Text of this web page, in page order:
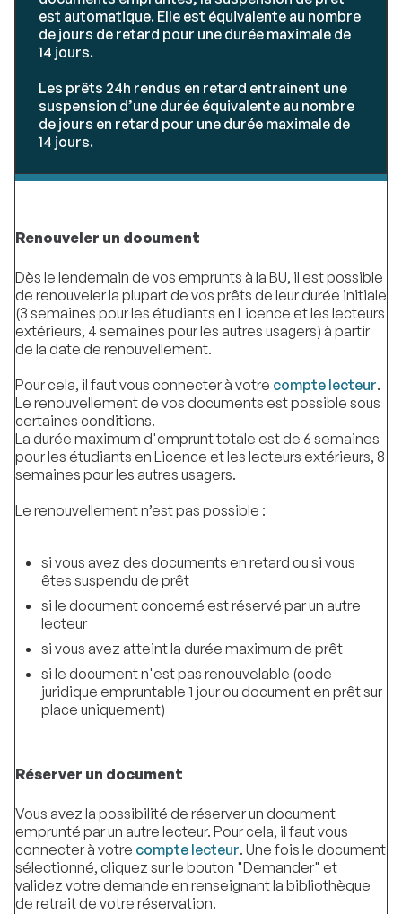
est automatique. Elle est équivalente au nombre
de jours de retard pour une durée maximale de
14 jours.
Les prêts 24h rendus en retard entrainent une
suspension d’une durée équivalente au nombre
de jours en retard pour une durée maximale de
14 jours.
Renouveler un document
Dès le lendemain de vos emprunts à la BU, il est possible
de renouveler la plupart de vos prêts de leur durée initiale
(3 semaines pour les étudiants en Licence et les lecteurs
extérieurs, 4 semaines pour les autres usagers) à partir
de la date de renouvellement.
Pour cela, il faut vous connecter à votre compte lecteur.
Le renouvellement de vos documents est possible sous
certaines conditions.
La durée maximum d'emprunt totale est de 6 semaines
pour les étudiants en Licence et les lecteurs extérieurs, 8
semaines pour les autres usagers.
Le renouvellement n’est pas possible :
si vous avez des documents en retard ou si vous
êtes suspendu de prêt
si le document concerné est réservé par un autre
lecteur
si vous avez atteint la durée maximum de prêt
si le document n'est pas renouvelable (code
juridique empruntable 1 jour ou document en prêt sur
place uniquement)
Réserver un document
Vous avez la possibilité de réserver un document
emprunté par un autre lecteur. Pour cela, il faut vous
connecter à votre compte lecteur. Une fois le document
sélectionné, cliquez sur le bouton "Demander" et
validez votre demande en renseignant la bibliothèque
de retrait de votre réservation.